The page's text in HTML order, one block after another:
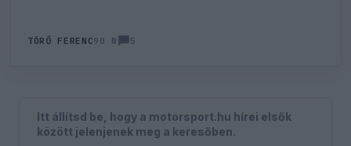
TÖRŐ FERENC90 N 5
Itt állítsd be, hogy a motorsport.hu hírei elsők
között jelenjenek meg a keresőben.